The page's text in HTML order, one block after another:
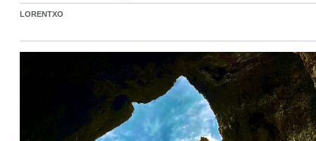
LORENTXO